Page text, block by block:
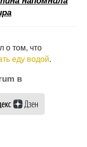
о том, что
еду водой.
в